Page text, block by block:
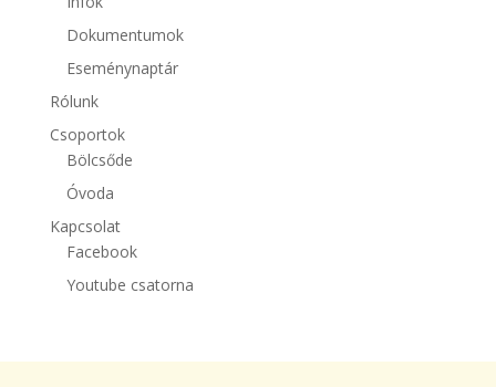
Dokumentumok
Eseménynaptár
Rólunk
Csoportok
Bölcsőde
Óvoda
Kapcsolat
Facebook
Youtube csatorna